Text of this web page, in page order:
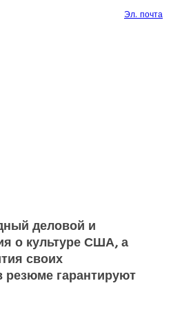
Эл. почта
деловой и
о культуре США, а
своих
гарантируют